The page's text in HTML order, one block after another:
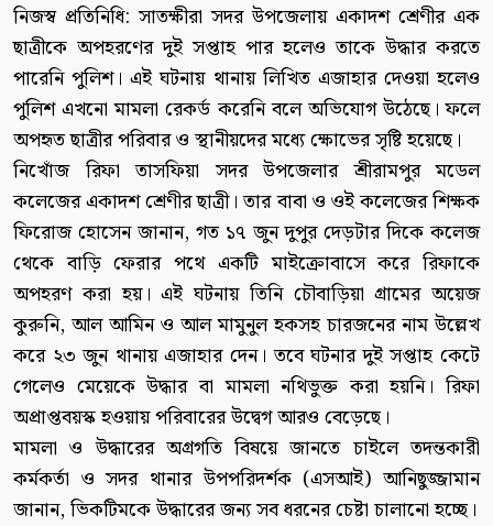
নিজস্ব প্রতিনিধি: সাতক্ষীরা সদর উপজেলায় একাদশ শ্রেণীর এক
ছাত্রীকে অপহরণের দুই সপ্তাহ পার হলেও তাকে উদ্ধার করতে
পারেনি পুলিশ। এই ঘটনায় থানায় লিখিত এজাহার দেওয়া হলেও
পুলিশ এখনো মামলা রেকর্ড করেনি বলে অভিযোগ উঠেছে। ফলে
অপহৃত ছাত্রীর পরিবার ও স্থানীয়দের মধ্যে ক্ষোভের সৃষ্টি হয়েছে।
নিখোঁজ রিফা তাসফিয়া সদর উপজেলার শ্রীরামপুর মডেল
কলেজের একাদশ শ্রেণীর ছাত্রী। তার বাবা ও ওই কলেজের শিক্ষক
ফিরোজ হোসেন জানান, গত ১৭ জুন দুপুর দেড়টার দিকে কলেজ
থেকে বাড়ি ফেরার পথে একটি মাইক্রোবাসে করে রিফাকে
অপহরণ করা হয়। এই ঘটনায় তিনি চৌবাড়িয়া গ্রামের অয়েজ
কুরুনি, আল আমিন ও আল মামুনুল হকসহ চারজনের নাম উল্লেখ
করে ২৩ জুন থানায় এজাহার দেন। তবে ঘটনার দুই সপ্তাহ কেটে
গেলেও মেয়েকে উদ্ধার বা মামলা নথিভুক্ত করা হয়নি। রিফা
অপ্রাপ্তবয়স্ক হওয়ায় পরিবারের উদ্বেগ আরও বেড়েছে।
মামলা ও উদ্ধারের অগ্রগতি বিষয়ে জানতে চাইলে তদন্তকারী
কর্মকর্তা ও সদর থানার উপপরিদর্শক (এসআই) আনিছুজ্জামান
জানান, ভিকটিমকে উদ্ধারের জন্য সব ধরনের চেষ্টা চালানো হচ্ছে।